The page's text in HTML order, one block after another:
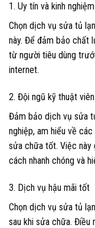
1. Uy tín và kinh nghiệm
Chọn dịch vụ sửa tủ
này. Để đảm bảo chất
từ người tiêu dùng
internet.
2. Đội ngũ kỹ thuật
Đảm bảo dịch vụ sửa
nghiệp, am hiểu về
sửa chữa tốt. Việc
cách nhanh chóng và
3. Dịch vụ hậu mãi tốt
Chọn dịch vụ sửa tủ
sau khi sửa chữa. Điều